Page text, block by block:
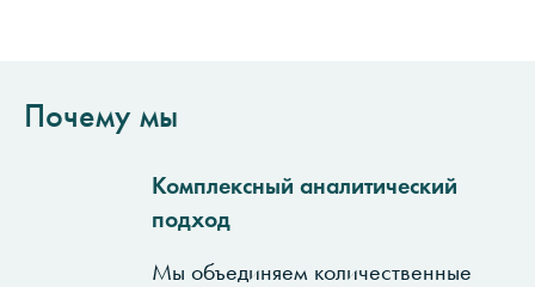
Почему мы
Комплексный аналитический
подход
Мы объединяем количественные